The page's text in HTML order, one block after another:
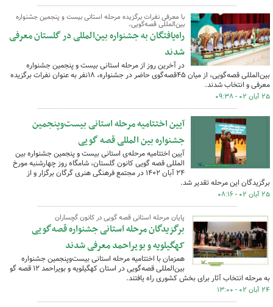
با معرفی نفرات برگزیده مرحله استانی بیست و پنجمین جشنواره
بین‌المللی قصه‌گویی،
راه‌یافتگان به جشنواره بین‌المللی در گلستان معرفی
شدند
در آخرین روز از مرحله استانی بیست و پنجمین جشنواره
بین‌المللی قصه‌گویی، از میان ۴۵قصه‌گوی حاضر در جشنواره، ۱۸نفر به عنوان نفرات برگزیده
معرفی و انتخاب شدند.
۲۵ آبان ۰۲ - ۰۹:۳۸
آیین اختتامیه مرحله استانی بیست‌وپنجمین
جشنواره بین المللی قصه گویی
آیین اختتامیه مرحله‌ی استانی بیست و پنجمین جشنواره بین
المللی قصه گویی کانون گلستان، شامگاه روز چهارشنبه مورخ
۲۴ آبان ۱۴۰۲ در مجتمع فرهنگی هنری گرگان برگزار و از
برگزیدگان این مرحله تقدیر شد.
۲۵ آبان ۰۲ - ۰۸:۱۶
پایان مرحله استانی قصه گویی در کانون گچساران
برگزیدگان مرحله استانی جشنواره قصه‌گویی
کهگیلویه و بویراحمد معرفی شدند
همزمان با اختتامیه مرحله استانی بیست‌وپنجمین جشنواره
بین‌المللی قصه‌گویی در استان کهگیلویه و بویراحمد ١٢ قصه گو
به مرحله انتخاب آثار برای بخش کشوری راه یافتند.
۲۴ آبان ۰۲ - ۱۳:۰۰